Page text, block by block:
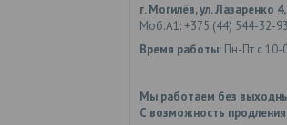
г. Могилёв, ул. Лазаренко 4,
Моб.А1: +375 (44) 544-32-
Время работы: Пн-Пт с
Мы работаем без
С возможность